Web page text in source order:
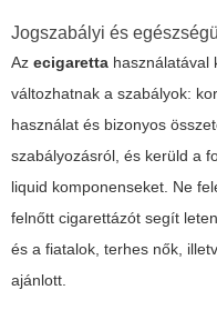
Jogszabályi és
Az ecigaretta használatával
változhatnak a szabályok:
használat és bizonyos
szabályozásról, és kerüld a
liquid komponenseket. Ne
felnőtt cigarettázót segít
és a fiatalok, terhes nők,
ajánlott.